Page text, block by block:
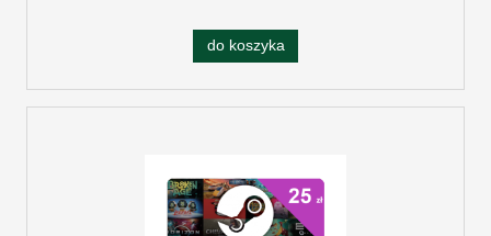
do koszyka